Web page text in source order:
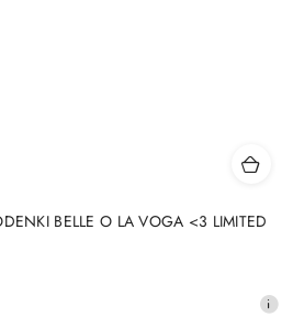
BELLE O LA VOGA <3 LIMITED